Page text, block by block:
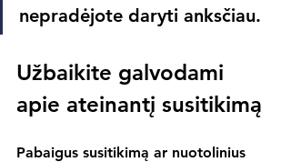
nepradėjote daryti anksčiau.
Užbaikite galvodami
apie ateinantį susitikimą
Pabaigus susitikimą ar nuotolinius